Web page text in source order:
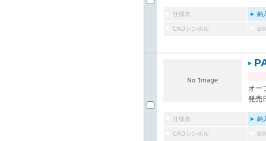
仕様表 納
CADシンボル
オー
発売
仕様表 納
CADシンボル